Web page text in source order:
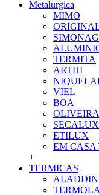
Metalurgica
MIMO
TERMITA
ARTHI
VIEL
BOA
OLIVEIRA
SECALUX
ETILUX
EM CASA
+
TERMICAS
ALADDIN